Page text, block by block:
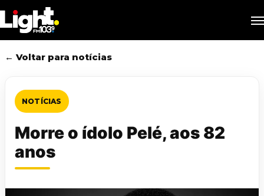
to
main
content
← Voltar para notícias
NOTÍCIAS
Morre o ídolo Pelé, aos 82
anos